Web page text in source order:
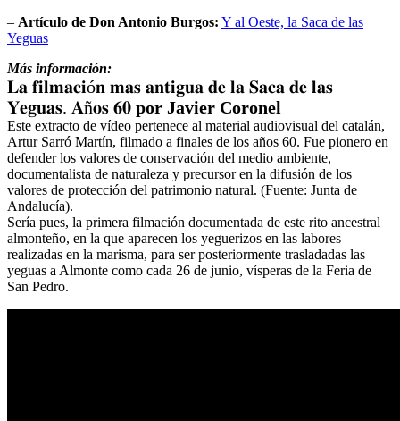
– Artículo de Don Antonio Burgos: Y al Oeste, la Saca de las
Yeguas
Más información:
𝐋𝐚 𝐟𝐢𝐥𝐦𝐚𝐜𝐢ó𝐧 𝐦𝐚𝐬 𝐚𝐧𝐭𝐢𝐠𝐮𝐚 𝐝𝐞 𝐥𝐚 𝐒𝐚𝐜𝐚 𝐝𝐞 𝐥𝐚𝐬
𝐘𝐞𝐠𝐮𝐚𝐬. 𝐀ñ𝐨𝐬 𝟔𝟎 por Javier Coronel
Este extracto de vídeo pertenece al material audiovisual del catalán,
Artur Sarró Martín, filmado a finales de los años 60. Fue pionero en
defender los valores de conservación del medio ambiente,
documentalista de naturaleza y precursor en la difusión de los
valores de protección del patrimonio natural. (Fuente: Junta de
Andalucía).
Sería pues, la primera filmación documentada de este rito ancestral
almonteño, en la que aparecen los yeguerizos en las labores
realizadas en la marisma, para ser posteriormente trasladadas las
yeguas a Almonte como cada 26 de junio, vísperas de la Feria de
San Pedro.